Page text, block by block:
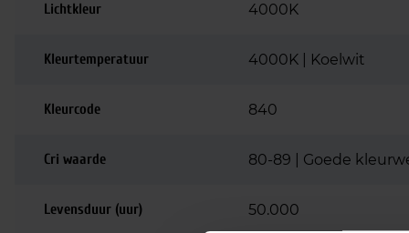
Lichtkleur 4000K
Kleurtemperatuur 4000K | Koelwit
Kleurcode 840
Cri waarde 80-89 | Goede
Levensduur (uur) 50.000